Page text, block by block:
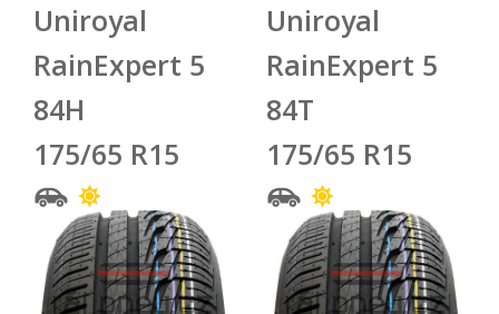
Uniroyal
RainExpert 5
84H
175/65 R15
Uniroyal
RainExpert 5
84T
175/65 R15